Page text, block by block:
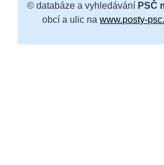
© databáze a vyhledávání PSČ
obcí a ulic nawww.posty-